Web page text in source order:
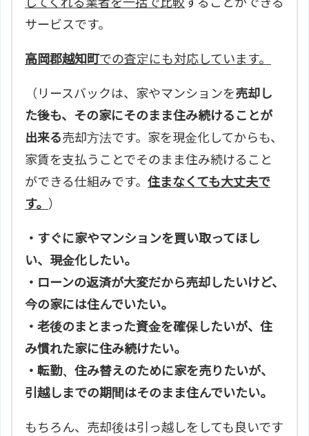
サービスです。
高岡郡越知町での査定にも対応しています。
（リースバックは、家やマンションを売却し
た後も、その家にそのまま住み続けることが
出来る売却方法です。家を現金化してからも、
家賃を支払うことでそのまま住み続けること
ができる仕組みです。 住まなくても大丈夫で
す。 ）
・すぐに家やマンションを買い取ってほし
い、現金化したい。
・ローンの返済が大変だから売却したいけど、
今の家には住んでいたい。
・老後のまとまった資金を確保したいが、住
み慣れた家に住み続けたい。
・転勤、住み替えのために家を売りたいが、
引越しまでの期間はそのまま住んでいたい。
もちろん、売却後は引っ越しをしても良いです